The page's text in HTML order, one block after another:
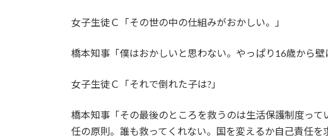
女子生徒Ｃ「その世の中の仕組みがおかしい。」
橋本知事「僕はおかしいと思わない。やっぱり16歳から壁
女子生徒Ｃ「それで倒れた子は?」
橋本知事「その最後のところを救うのは生活保護制度っ
任の原則。誰も救ってくれない。国を変えるか自己責任を